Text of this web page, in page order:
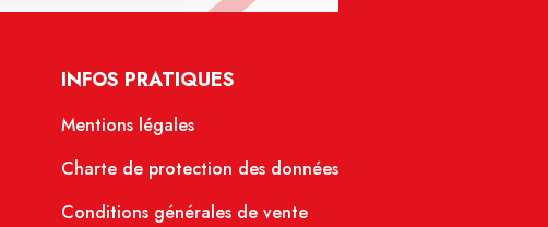
INFOS PRATIQUES
Mentions légales
Charte de protection des données
Conditions générales de vente